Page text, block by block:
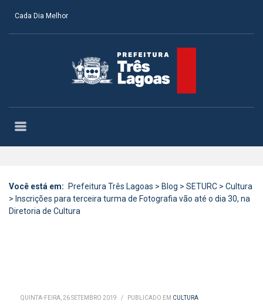
Cada Dia Melhor
Você está em: Prefeitura Três Lagoas > Blog > SETURC > Cultura
> Inscrições para terceira turma de Fotografia vão até o dia 30, na
Diretoria de Cultura
QUINTA-FEIRA, 26 SETEMBRO 2019 / PUBLICADO EM CULTURA